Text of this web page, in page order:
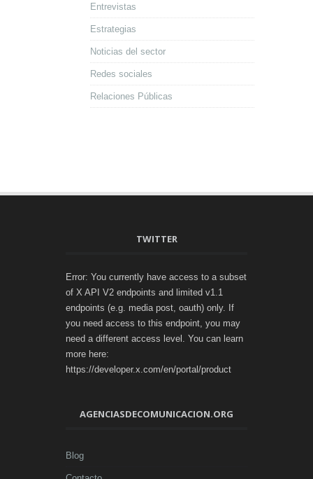
Entrevistas
Estrategias
Noticias del sector
Redes sociales
Relaciones Públicas
TWITTER
Error: You currently have access to a subset
of X API V2 endpoints and limited v1.1
endpoints (e.g. media post, oauth) only. If
you need access to this endpoint, you may
need a different access level. You can learn
more here:
https://developer.x.com/en/portal/product
AGENCIASDECOMUNICACION.ORG
Blog